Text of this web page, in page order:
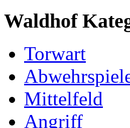
Waldhof
Torwart
Mittelfeld
Angriff